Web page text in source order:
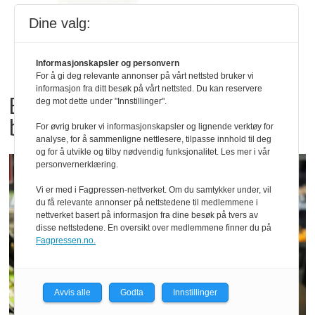
Bama tilbakekaller
babyspinat og babyleaf mix
Dine valg:
Informasjonskapsler og personvern
For å gi deg relevante annonser på vårt nettsted bruker vi
informasjon fra ditt besøk på vårt nettsted. Du kan reservere
deg mot dette under "Innstillinger".
For øvrig bruker vi informasjonskapsler og lignende verktøy for
analyse, for å sammenligne nettlesere, tilpasse innhold til deg
og for å utvikle og tilby nødvendig funksjonalitet. Les mer i vår
personvernerklæring.
Vi er med i Fagpressen-nettverket. Om du samtykker under, vil
du få relevante annonser på nettstedene til medlemmene i
nettverket basert på informasjon fra dine besøk på tvers av
disse nettstedene. En oversikt over medlemmene finner du på
Fagpressen.no.
Avvis alle Godta Innstillinger